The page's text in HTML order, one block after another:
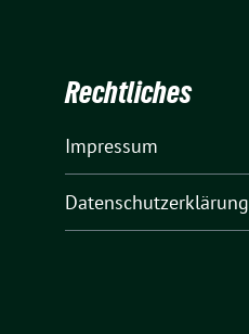
Rechtliches
Impressum
Datenschutzerklärung